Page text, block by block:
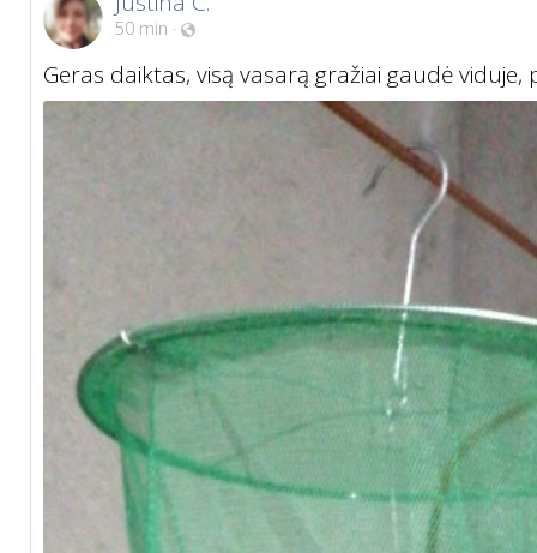
50 min ·
Geras daiktas, visą vasarą gražiai gaudė viduje,